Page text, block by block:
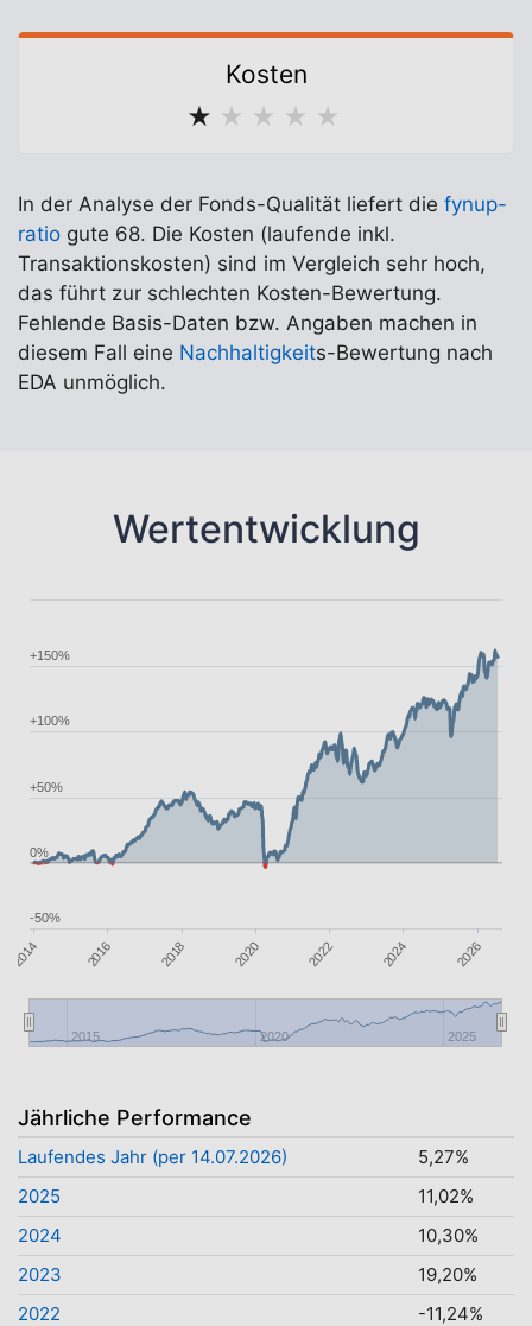
Kosten
★ ★ ★ ★ ★
In der Analyse der Fonds-Qualität liefert die fynup-
ratio gute 68. Die Kosten (laufende inkl.
Transaktionskosten) sind im Vergleich sehr hoch,
das führt zur schlechten Kosten-Bewertung.
Fehlende Basis-Daten bzw. Angaben machen in
diesem Fall eine Nachhaltigkeits-Bewertung nach
EDA unmöglich.
Wertentwicklung
2014 2016 2018 2020 2022 2024 2026
2015 2020 2025
-50%
0%
+50%
+100%
+150%
Jährliche Performance
Laufendes Jahr (per 14.07.2026)
5,27%
2025
11,02%
2024
10,30%
2023
19,20%
2022
-11,24%